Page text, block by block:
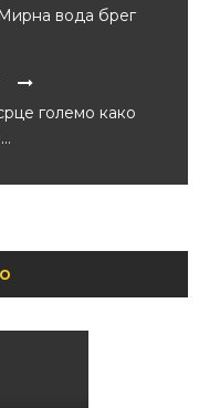
вода брег
големо како